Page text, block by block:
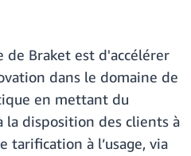
de Braket est d'accélérer
dans le domaine de
en mettant du
la disposition des clients à
tarification à l’usage, via